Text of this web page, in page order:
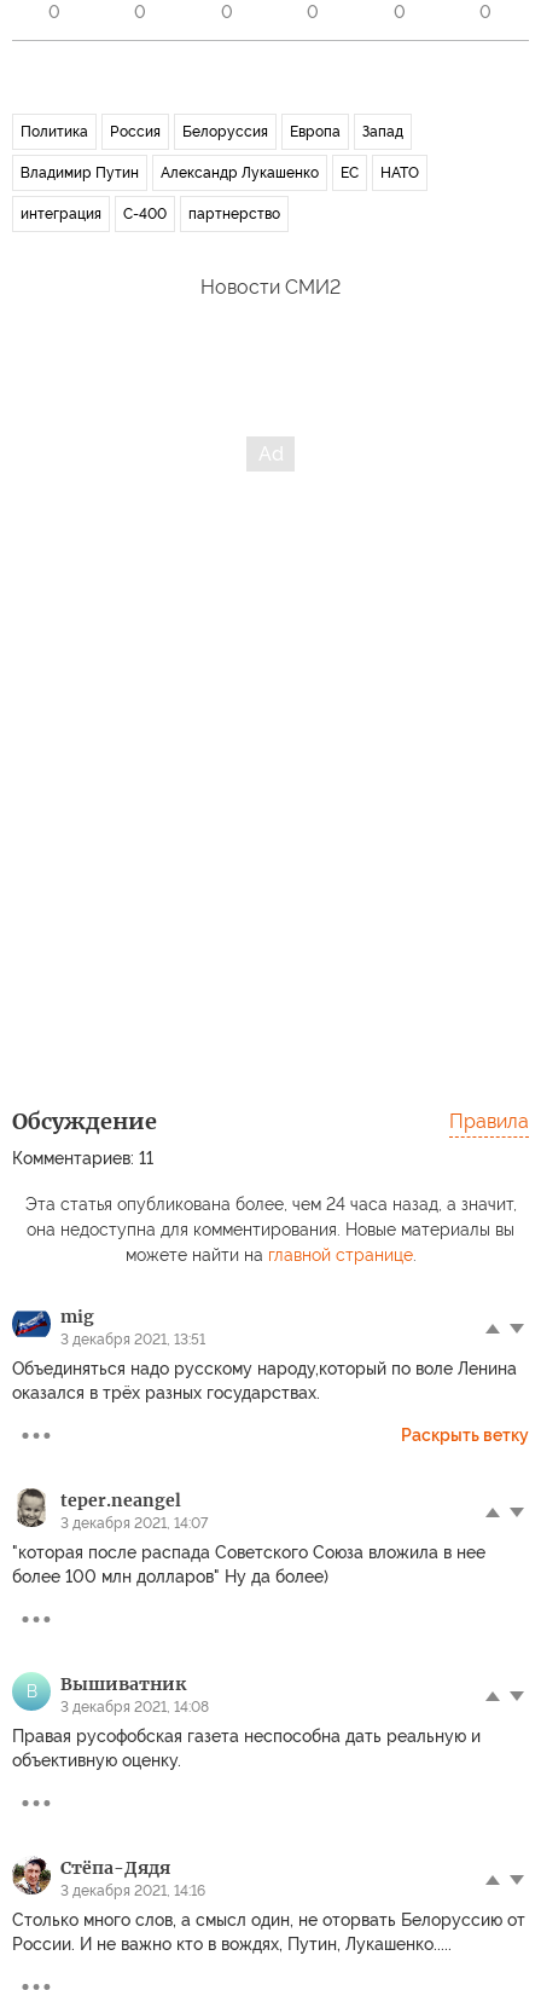
0 0 0 0 0 0
Политика Россия Белоруссия Европа Запад
Владимир Путин Александр Лукашенко ЕС НАТО
интеграция С-400 партнерство
Новости СМИ2
Обсуждение
Комментариев: 11
Правила
Эта статья опубликована более, чем 24 часа назад, а значит,
она недоступна для комментирования. Новые материалы вы
можете найти на главной странице.
mig
3 декабря 2021, 13:51
Объединяться надо русскому народу,который по воле Ленина
оказался в трёх разных государствах.
Раскрыть ветку
teper.neangel
3 декабря 2021, 14:07
"которая после распада Советского Союза вложила в нее
более 100 млн долларов" Ну да более)
В Вышиватник
3 декабря 2021, 14:08
Правая русофобская газета неспособна дать реальную и
объективную оценку.
Стёпа-Дядя
3 декабря 2021, 14:16
Столько много слов, а смысл один, не оторвать Белоруссию от
России. И не важно кто в вождях, Путин, Лукашенко.....